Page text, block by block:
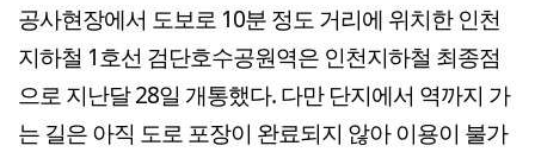
공사현장에서 도보로 10분 정도 거리에 위치한 인천
지하철 1호선 검단호수공원역은 인천지하철 최종점
으로 지난달 28일 개통했다. 다만 단지에서 역까지 가
는 길은 아직 도로 포장이 완료되지 않아 이용이 불가